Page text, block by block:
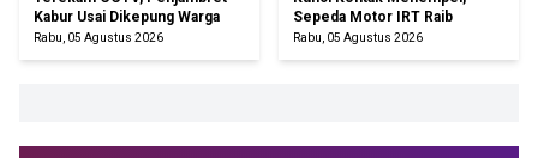
Kabur Usai Dikepung Warga
Rabu, 05 Agustus 2026
Sepeda Motor IRT Raib
Rabu, 05 Agustus 2026